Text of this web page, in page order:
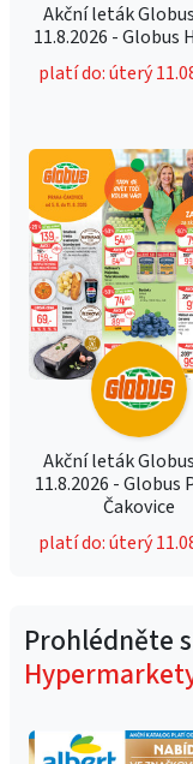
Akční leták
11.8.2026 - Globus
platí do: úterý
Akční leták
11.8.2026 - Globus
Čakovice
platí do: úterý
Prohlédněte